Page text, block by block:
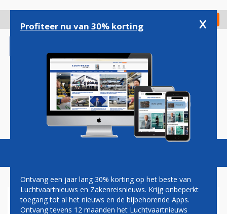
gaan
Check in
Magazine Podcasts Vacatures
ROTTERDAM AIRPORT ZIET
Profiteer nu van 30% korting x
Ontvang een jaar lang 30% korting op het beste van
Luchtvaartnieuws en Zakenreisnieuws. Krijg onbeperkt
toegang tot al het nieuws en de bijbehorende Apps.
Ontvang tevens 12 maanden het Luchtvaartnieuws